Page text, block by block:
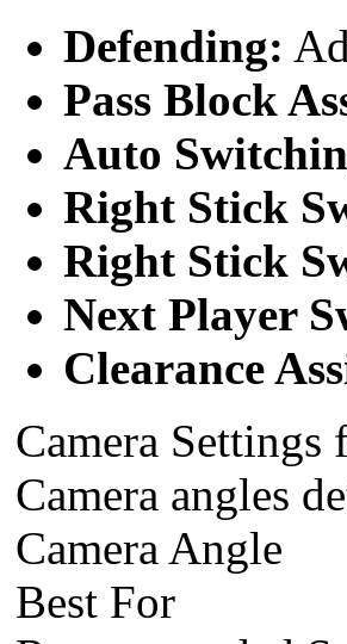
Defending:
Pass Block
Auto
Right Stick
Right Stick
Next Player
Clearance
Camera Settings
Camera angles
Camera Angle
Best For